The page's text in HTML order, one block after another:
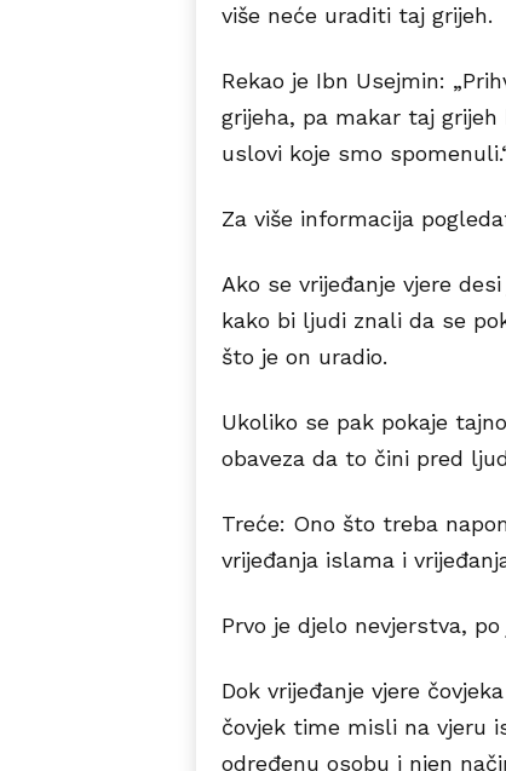
više neće uraditi taj grijeh.
Rekao je Ibn Usejmin:
grijeha, pa makar taj
uslovi koje smo
Za više informacija
Ako se vrijeđanje vjere
kako bi ljudi znali da se
što je on uradio.
Ukoliko se pak pokaje
obaveza da to čini pred
Treće: Ono što treba
vrijeđanja islama i
Prvo je djelo nevjerstva,
Dok vrijeđanje vjere
čovjek time misli na vjeru
određenu osobu i njen